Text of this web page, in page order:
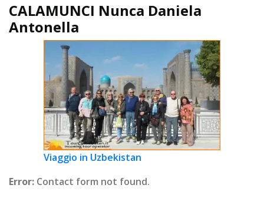
CALAMUNCI Nunca Daniela
Antonella
Viaggio in Uzbekistan
Error: Contact form not found.